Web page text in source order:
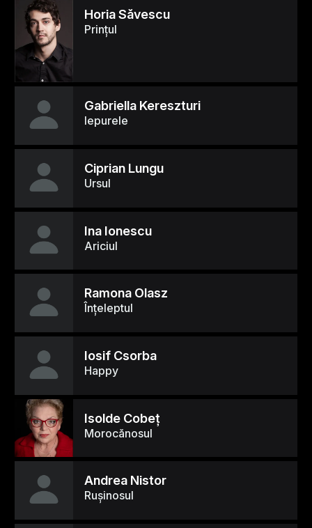
Horia Săvescu
Prinţul
Gabriella Kereszturi
Iepurele
Ciprian Lungu
Ursul
Ina Ionescu
Ariciul
Ramona Olasz
Înţeleptul
Iosif Csorba
Happy
Isolde Cobeţ
Morocănosul
Andrea Nistor
Ruşinosul